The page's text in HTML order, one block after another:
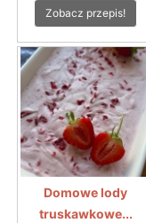
Zobacz przepis!
Domowe lody
truskawkowe...